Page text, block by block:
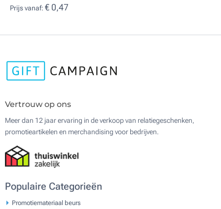
Prijs vanaf: € 0,47
Vertrouw op ons
Meer dan 12 jaar ervaring in de verkoop van relatiegeschenken,
promotieartikelen en merchandising voor bedrijven.
Populaire Categorieën
Promotiemateriaal beurs